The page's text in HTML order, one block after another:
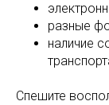
разные
наличие
Спешите